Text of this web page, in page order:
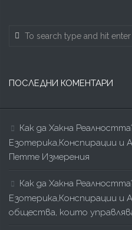
ПОСЛЕДНИ КОМЕНТАРИ
Как да Хакна
Езотерика,Конспирации и
Петте Измерения
Как да Хакна
Езотерика,Конспирации и
общества, които